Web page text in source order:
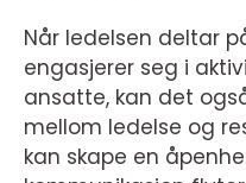
Når ledelsen deltar
engasjerer seg i
ansatte, kan det
mellom ledelse og
kan skape en